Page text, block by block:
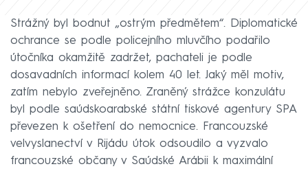
Strážný byl bodnut „ostrým předmětem“. Diplomatické
ochrance se podle policejního mluvčího podařilo
útočníka okamžitě zadržet, pachateli je podle
dosavadních informací kolem 40 let. Jaký měl motiv,
zatím nebylo zveřejněno. Zraněný strážce konzulátu
byl podle saúdskoarabské státní tiskové agentury SPA
převezen k ošetření do nemocnice. Francouzské
velvyslanectví v Rijádu útok odsoudilo a vyzvalo
francouzské občany v Saúdské Arábii k maximální